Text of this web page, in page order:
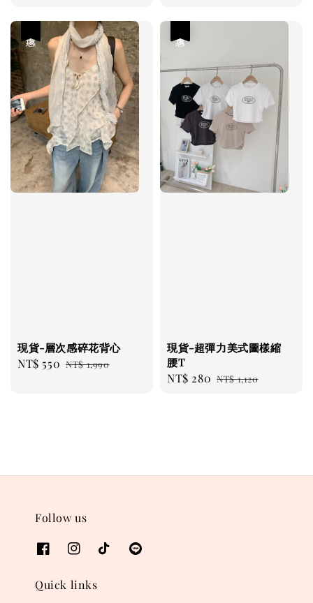
現貨-層次感碎花背心
Sale
NT$ 550 Regular
NT$ 1,990
現貨-超彈力美式圖樣縮
腰T
Sale
NT$ 280 Regular
NT$ 1,120
Follow us
Quick links